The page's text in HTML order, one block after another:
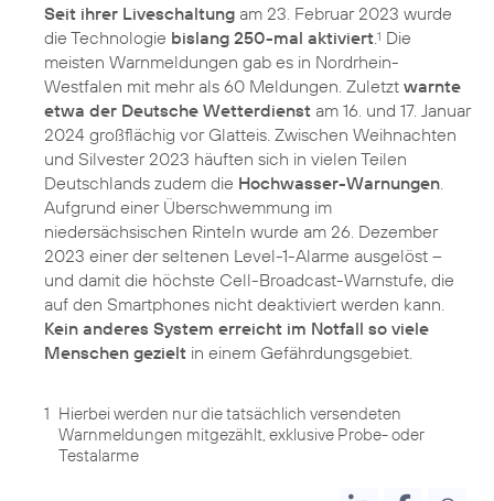
Seit ihrer Liveschaltung am 23. Februar 2023 wurde
die Technologie bislang 250-mal aktiviert 1 Die
meisten Warnmeldungen gab es in Nordrhein-
Westfalen mit mehr als 60 Meldungen. Zuletzt warnte
etwa der Deutsche Wetterdienst am 16. und 17. Januar
2024 großflächig vor Glatteis. Zwischen Weihnachten
und Silvester 2023 häuften sich in vielen Teilen
Deutschlands zudem die Hochwasser-Warnungen
Aufgrund einer Überschwemmung im
niedersächsischen Rinteln wurde am 26. Dezember
2023 einer der seltenen Level-1-Alarme ausgelöst –
und damit die höchste Cell-Broadcast-Warnstufe, die
auf den Smartphones nicht deaktiviert werden kann.
Kein anderes System erreicht im Notfall so viele
Menschen gezielt in einem Gefährdungsgebiet.
1 Hierbei werden nur die tatsächlich versendeten
Warnmeldungen mitgezählt, exklusive Probe- oder
Testalarme